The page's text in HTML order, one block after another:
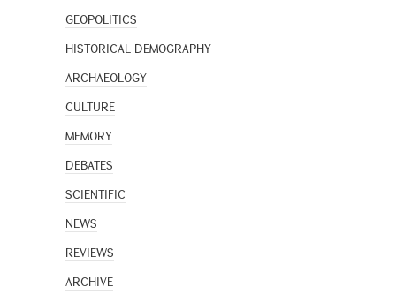
GEOPOLITICS
HISTORICAL DEMOGRAPHY
ARCHAEOLOGY
CULTURE
MEMORY
DEBATES
SCIENTIFIC
NEWS
REVIEWS
ARCHIVE